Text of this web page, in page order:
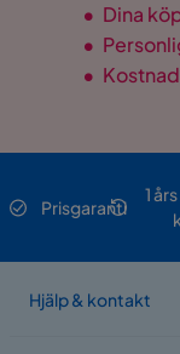
• Dina
•
•
Prisgaranti
1
Hjälp & kontakt